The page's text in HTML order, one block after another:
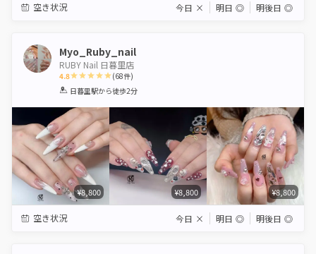
空き状況 今日 × 明日 ◎ 明後日 ◎
Myo_Ruby_nail
RUBY Nail 日暮里店
4.8
1 2 3 4 5
(68件)
日暮里駅から徒歩2分
¥8,800 ¥8,800 ¥8,800
空き状況 今日 × 明日 ◎ 明後日 ◎